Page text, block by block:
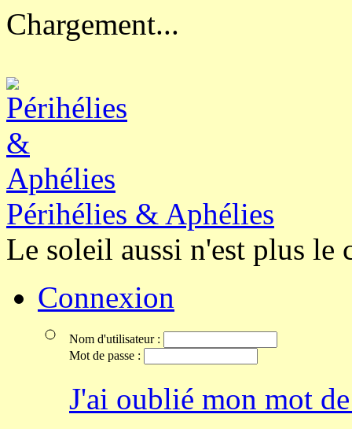
Chargement...
Périhélies & Aphélies
Le soleil aussi n'est plus le
Connexion
Nom d'utilisateur :
Mot de passe :
J'ai oublié mon mot de